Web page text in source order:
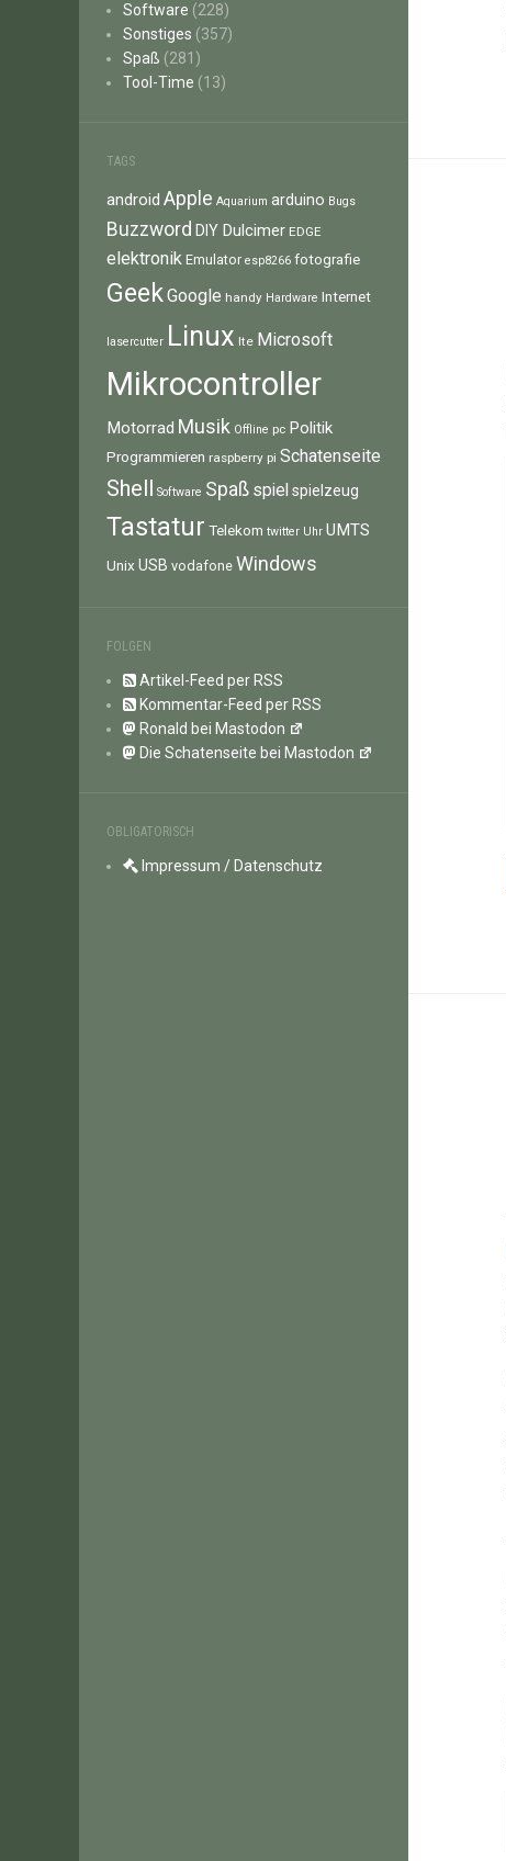
Software (228)
Sonstiges (357)
Spaß (281)
Tool-Time (13)
TAGS
android Apple Aquarium arduino Bugs
Buzzword DIY Dulcimer EDGE
elektronik Emulator esp8266 fotografie
GeekGoogle handy Hardware Internet
lasercutter Linux lte Microsoft
Mikrocontroller
Motorrad Musik Offline pc Politik
Programmieren raspberry pi Schatenseite
Shell Software Spaß spiel spielzeug
Tastatur Telekom twitter Uhr UMTS
Unix USB vodafone Windows
FOLGEN
Artikel-Feed per RSS
Kommentar-Feed per RSS
Ronald bei Mastodon
Die Schatenseite bei Mastodon
OBLIGATORISCH
Impressum / Datenschutz